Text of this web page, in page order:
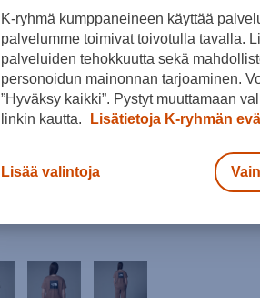
K-ryhmä kumppaneineen käyttää
palvelumme toimivat toivotulla tavalla.
palveluiden tehokkuutta sekä
personoidun mainonnan tarjoaminen.
”Hyväksy kaikki”. Pystyt muuttamaan
linkin kautta.
Lisätietoja K-ryhmän
Lisää valintoja